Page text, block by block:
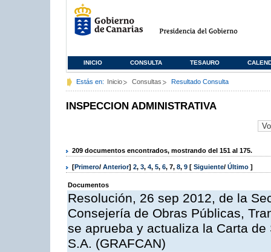
INICIO CONSULTA TESAURO
Estás en: Inicio Consultas Resultado Consulta
INSPECCION ADMINISTRATIVA
209 documentos encontrados, mostrando del 151 al 175.
[Primero/ Anterior] 2, 3, 4, 5, 6, 7, 8, 9 [ Siguiente/ Último ]
Documentos
Resolución, 26 sep 2012, de la
Consejería de Obras Públicas,
se aprueba y actualiza la Carta
S.A. (GRAFCAN)